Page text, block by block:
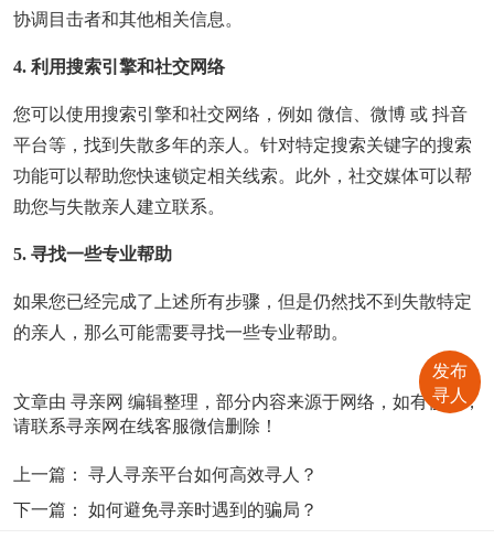
协调目击者和其他相关信息。
4. 利用搜索引擎和社交网络
您可以使用搜索引擎和社交网络，例如 微信、微博 或 抖音
平台等，找到失散多年的亲人。针对特定搜索关键字的搜索
功能可以帮助您快速锁定相关线索。此外，社交媒体可以帮
助您与失散亲人建立联系。
5. 寻找一些专业帮助
如果您已经完成了上述所有步骤，但是仍然找不到失散特定
的亲人，那么可能需要寻找一些专业帮助。
文章由 寻亲网 编辑整理，部分内容来源于网络，如有侵权，
请联系寻亲网在线客服微信删除！
上一篇： 寻人寻亲平台如何高效寻人？
下一篇： 如何避免寻亲时遇到的骗局？
发布
寻人